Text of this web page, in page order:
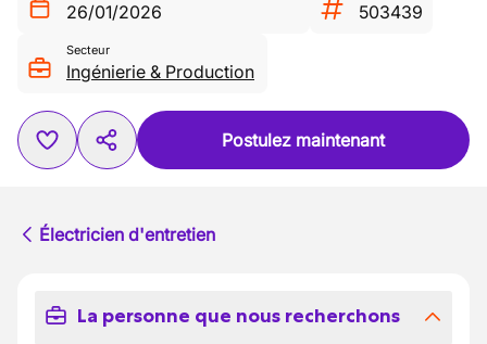
26/01/2026 503439
Secteur
Ingénierie & Production
Postulez maintenant
Électricien d'entretien
La personne que nous recherchons